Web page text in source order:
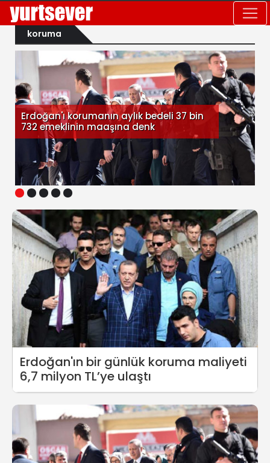
koruma
1 2 3 4 5
Erdoğan'ı korumanın aylık bedeli 37 bin
732 emeklinin maaşına denk
Erdoğan'ın bir günlük koruma maliyeti
6,7 milyon TL’ye ulaştı